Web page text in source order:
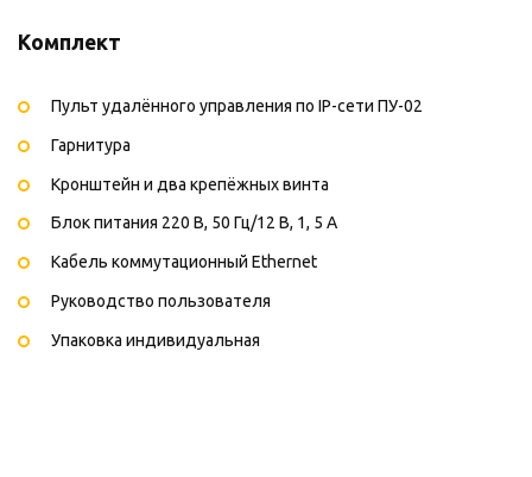
Комплект
Пульт удалённого управления по IP-сети ПУ-02
Гарнитура
Кронштейн и два крепёжных винта
Блок питания 220 В, 50 Гц/12 В, 1, 5 А
Кабель коммутационный Ethernet
Руководство пользователя
Упаковка индивидуальная